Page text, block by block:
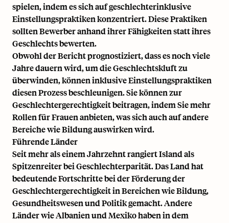
spielen, indem es sich auf geschlechterinklusive
Einstellungspraktiken konzentriert. Diese Praktiken
sollten Bewerber anhand ihrer Fähigkeiten statt ihres
Geschlechts bewerten.
Obwohl der Bericht prognostiziert, dass es noch viele
Jahre dauern wird, um die Geschlechtskluft zu
überwinden, können inklusive Einstellungspraktiken
diesen Prozess beschleunigen. Sie können zur
Geschlechtergerechtigkeit beitragen, indem Sie mehr
Rollen für Frauen anbieten, was sich auch auf andere
Bereiche wie Bildung auswirken wird.
Führende Länder
Seit mehr als einem Jahrzehnt rangiert Island als
Spitzenreiter bei Geschlechterparität. Das Land hat
bedeutende Fortschritte bei der Förderung der
Geschlechtergerechtigkeit in Bereichen wie Bildung,
Gesundheitswesen und Politik gemacht. Andere
Länder wie Albanien und Mexiko haben in dem